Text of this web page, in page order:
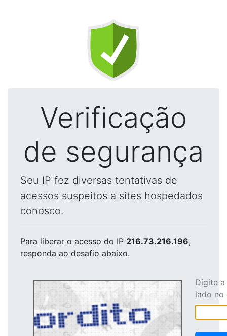
Verificação
de segurança
Seu IP fez diversas tentativas de
acessos suspeitos a sites hospedados
conosco.
Para liberar o acesso do IP 216.73.216.196,
responda ao desafio abaixo.
Digite
lado no